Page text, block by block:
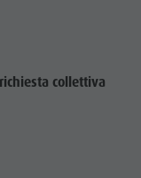
collettiva